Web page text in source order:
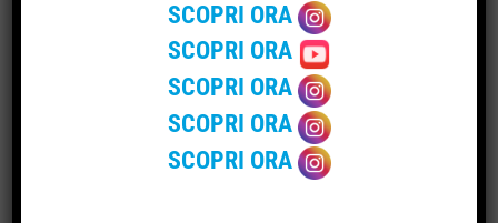
Ricordiamo che per farsi prescrivere la cannabis legale, è
necessario rivolgersi a un medico specializzato, come un
medico di medicina generale, un neurologo o uno
specialista del dolore.
SCOPRI ORA
SCOPRI ORA
SCOPRI ORA
SCOPRI ORA
SCOPRI ORA